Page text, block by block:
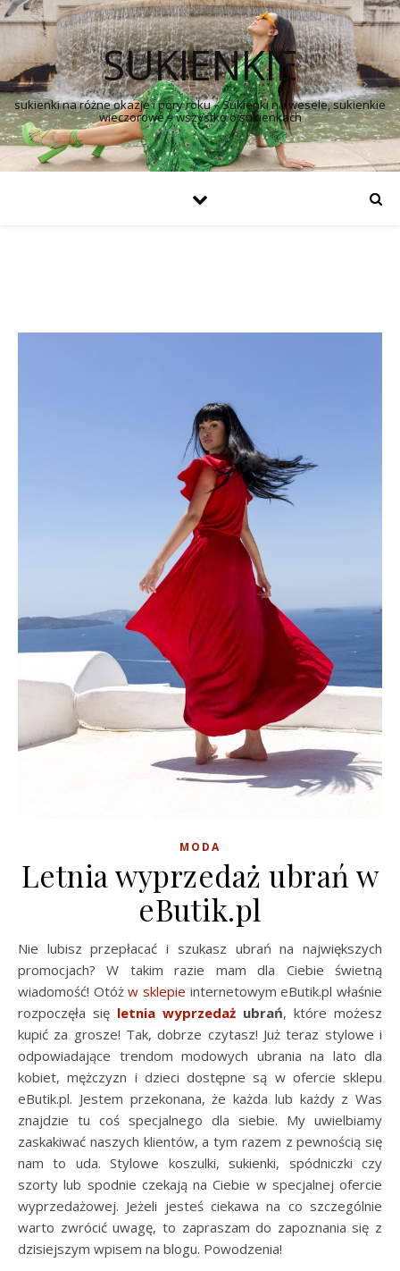
SUKIENKIE
sukienki na różne okazje i pory roku – Sukienki na wesele, sukienkie
wieczorowe – wszystko o sukienkach
MODA
Letnia wyprzedaż ubrań w
eButik.pl
Nie lubisz przepłacać i szukasz ubrań na największych
promocjach? W takim razie mam dla Ciebie świetną
wiadomość! Otóżw sklepie internetowym eButik.pl właśnie
rozpoczęła się letnia wyprzedaż ubrań, które możesz
kupić za grosze! Tak, dobrze czytasz! Już teraz stylowe i
odpowiadające trendom modowych ubrania na lato dla
kobiet, mężczyzn i dzieci dostępne są w ofercie sklepu
eButik.pl. Jestem przekonana, że każda lub każdy z Was
znajdzie tu coś specjalnego dla siebie. My uwielbiamy
zaskakiwać naszych klientów, a tym razem z pewnością się
nam to uda. Stylowe koszulki, sukienki, spódniczki czy
szorty lub spodnie czekają na Ciebie w specjalnej ofercie
wyprzedażowej. Jeżeli jesteś ciekawa na co szczególnie
warto zwrócić uwagę, to zapraszam do zapoznania się z
dzisiejszym wpisem na blogu. Powodzenia!